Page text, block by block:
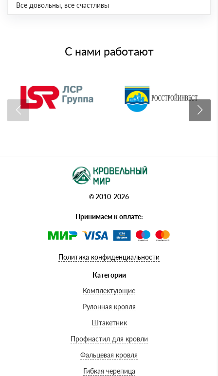
Все довольны, все счастливы
С нами работают
© 2010-2026
Принимаем к оплате:
Политика конфиденциальности
Категории
Комплектующие
Рулонная кровля
Штакетник
Профнастил для кровли
Фальцевая кровля
Гибкая черепица